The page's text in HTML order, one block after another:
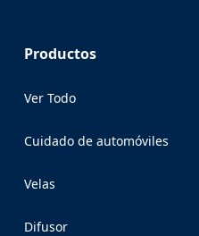
Productos
Ver Todo
Cuidado de automóviles
Velas
Difusor